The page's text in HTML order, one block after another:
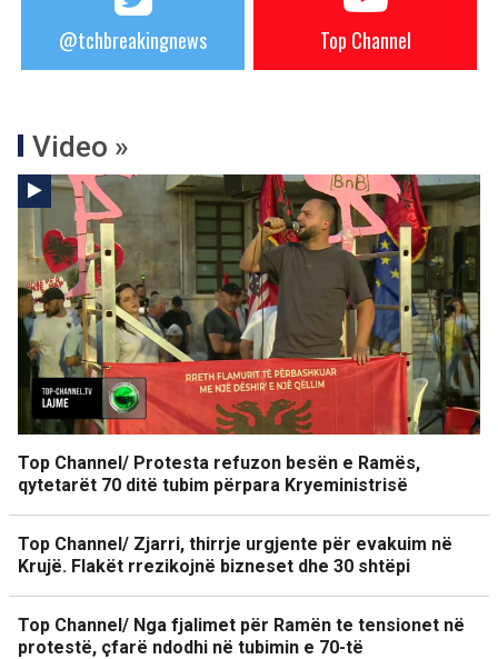
@tchbreakingnews Top Channel
Video »
Top Channel/ Protesta refuzon besën e Ramës,
qytetarët 70 ditë tubim përpara Kryeministrisë
Top Channel/ Zjarri, thirrje urgjente për evakuim në
Krujë. Flakët rrezikojnë bizneset dhe 30 shtëpi
Top Channel/ Nga fjalimet për Ramën te tensionet në
protestë, çfarë ndodhi në tubimin e 70-të